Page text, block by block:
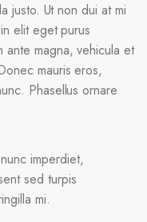
justo. Ut non dui at mi
elit eget purus
ante magna, vehicula et
mauris eros,
Phasellus ornare
imperdiet,
sed turpis
mi.